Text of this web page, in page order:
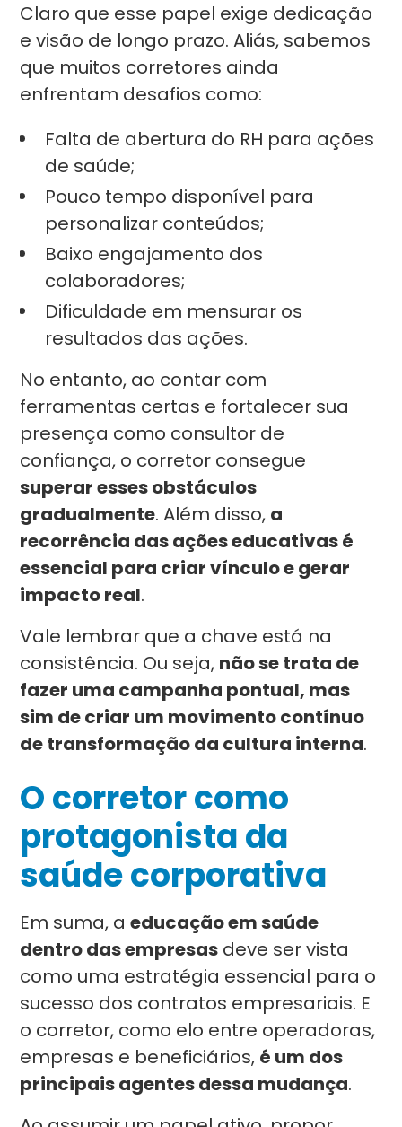
Claro que esse papel exige dedicação
e visão de longo prazo. Aliás, sabemos
que muitos corretores ainda
enfrentam desafios como:
Falta de abertura do RH para ações
de saúde;
Pouco tempo disponível para
personalizar conteúdos;
Baixo engajamento dos
colaboradores;
Dificuldade em mensurar os
resultados das ações.
No entanto, ao contar com
ferramentas certas e fortalecer sua
presença como consultor de
confiança, o corretor consegue
superar esses obstáculos
gradualmente. Além disso, a
recorrência das ações educativas é
essencial para criar vínculo e gerar
impacto real.
Vale lembrar que a chave está na
consistência. Ou seja, não se trata de
fazer uma campanha pontual, mas
sim de criar um movimento contínuo
de transformação da cultura interna.
O corretor como
protagonista da
saúde corporativa
Em suma, aeducação em saúde
dentro das empresas deve ser vista
como uma estratégia essencial para o
sucesso dos contratos empresariais. E
o corretor, como elo entre operadoras,
empresas e beneficiários, é um dos
principais agentes dessa mudança.